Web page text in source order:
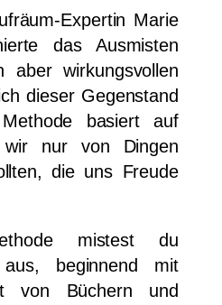
Expertin Marie
das Ausmisten
aber wirkungsvollen
dieser Gegenstand
basiert auf
nur von Dingen
die uns Freude
mistest du
aus, beginnend mit
von Büchern und